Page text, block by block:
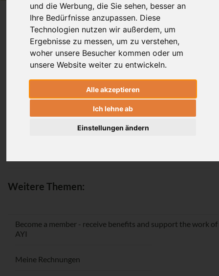
und die Werbung, die Sie sehen, besser an
Ihre Bedürfnisse anzupassen. Diese
Technologien nutzen wir außerdem, um
Ergebnisse zu messen, um zu verstehen,
woher unsere Besucher kommen oder um
unsere Website weiter zu entwickeln.
Alle akzeptieren
Ich lehne ab
Einstellungen ändern
Login
Passwort vergessen / Registrieren
Weitere Themen:
Become a member - receive benefits and support the work of
AYI
Meine Rechnungen